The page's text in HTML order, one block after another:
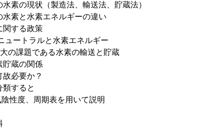
素の現状（製造法、輸送法、貯蔵法）
素と水素エネルギーの違い
する政策
ートラルと水素エネルギー
の課題である水素の輸送と貯蔵
蔵の関係
必要か？
すると
度、周期表を用いて説明